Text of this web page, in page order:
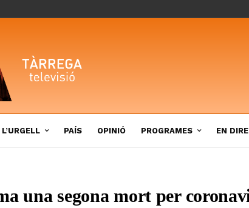
L’URGELL PAÍS OPINIÓ PROGRAMES EN
una segona mort per